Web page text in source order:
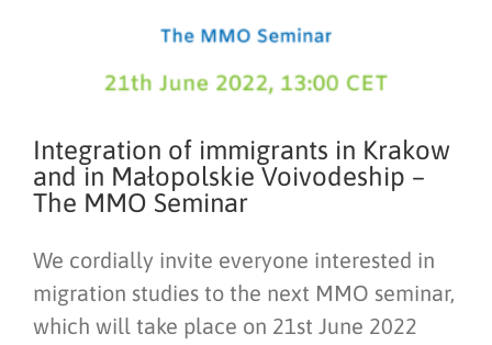
Integration of immigrants in Krakow
and in Małopolskie Voivodeship –
The MMO Seminar
We cordially invite everyone interested in
migration studies to the next MMO seminar,
which will take place on 21st June 2022